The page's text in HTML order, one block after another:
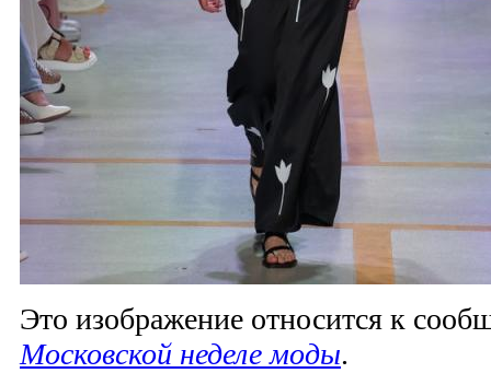
Это изображение относится к
Московской неделе моды.